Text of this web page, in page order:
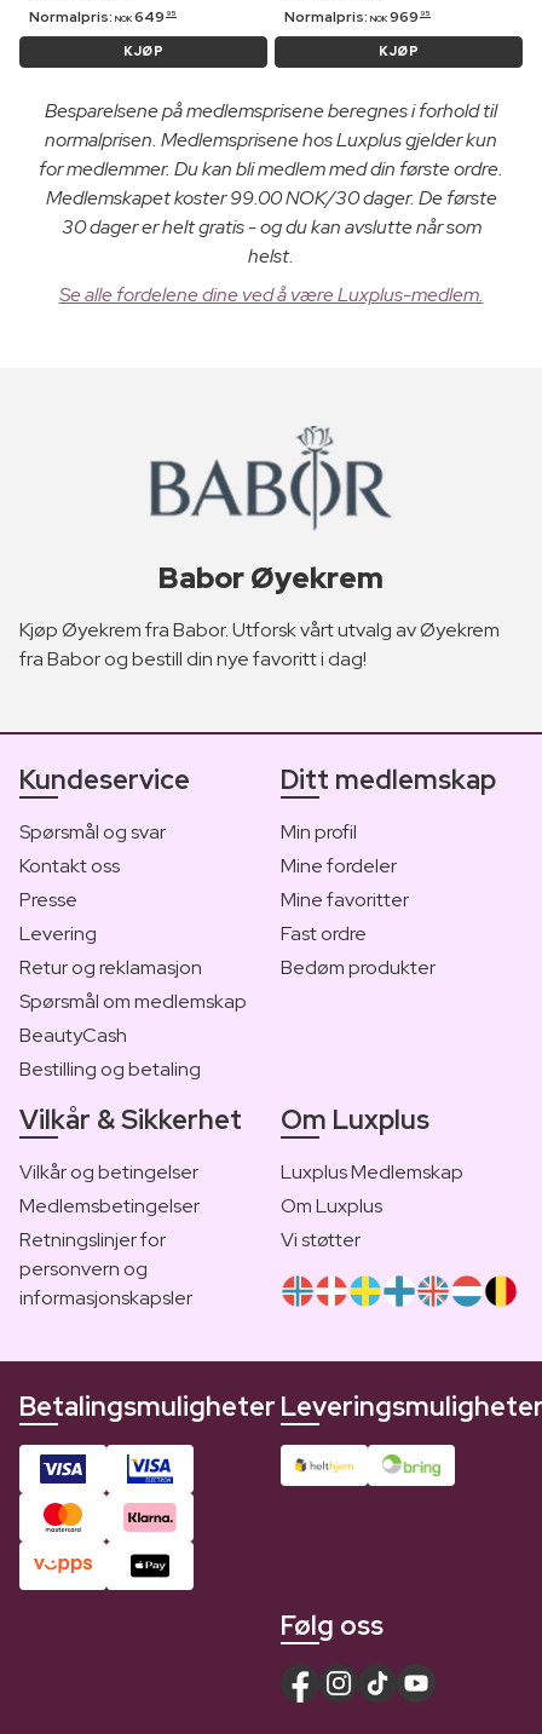
Normalpris: NOK 649 95
KJØP
Normalpris: NOK 969 95
KJØP
Besparelsene på medlemsprisene beregnes i forhold til
normalprisen. Medlemsprisene hos Luxplus gjelder kun
for medlemmer. Du kan bli medlem med din første ordre.
Medlemskapet koster 99.00 NOK/30 dager. De første
30 dager er helt gratis - og du kan avslutte når som
helst.
Se alle fordelene dine ved å være Luxplus-medlem.
Babor Øyekrem
Kjøp Øyekrem fra Babor. Utforsk vårt utvalg av Øyekrem
fra Babor og bestill din nye favoritt i dag!
Kundeservice
Spørsmål og svar
Kontakt oss
Presse
Levering
Retur og reklamasjon
Spørsmål om medlemskap
BeautyCash
Bestilling og betaling
Ditt medlemskap
Min profil
Mine fordeler
Mine favoritter
Fast ordre
Bedøm produkter
Vilkår & Sikkerhet
Vilkår og betingelser
Medlemsbetingelser
Retningslinjer for
personvern og
informasjonskapsler
Om Luxplus
Luxplus Medlemskap
Om Luxplus
Vi støtter
Betalingsmuligheter
Følg oss